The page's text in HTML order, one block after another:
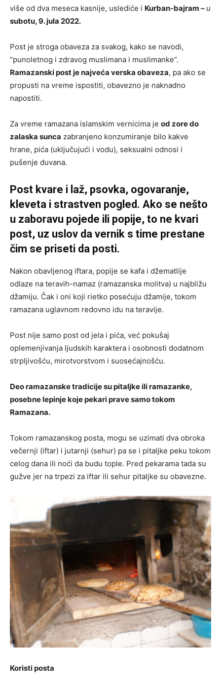
više od dva meseca kasnije, uslediće i Kurban-bajram – u
subotu, 9. jula 2022.
Post je stroga obaveza za svakog, kako se navodi,
“punoletnog i zdravog muslimana i muslimanke”.
Ramazanski post je najveća verska obaveza, pa ako se
propusti na vreme ispostiti, obavezno je naknadno
napostiti.
Za vreme ramazana islamskim vernicima je od zore do
zalaska sunca zabranjeno konzumiranje bilo kakve
hrane, pića (uključujući i vodu), seksualni odnosi i
pušenje duvana.
Post kvare i laž, psovka, ogovaranje,
kleveta i strastven pogled. Ako se nešto
u zaboravu pojede ili popije, to ne kvari
post, uz uslov da vernik s time prestane
čim se priseti da posti.
Nakon obavljenog iftara, popije se kafa i džematlije
odlaze na teravih-namaz (ramazanska molitva) u najbližu
džamiju. Čak i oni koji rietko posećuju džamije, tokom
ramazana uglavnom redovno idu na teravije.
Post nije samo post od jela i pića, već pokušaj
oplemenjivanja ljudskih karaktera i osobnosti dodatnom
strpljivošću, mirotvorstvom i suosećajnošću.
Deo ramazanske tradicije su pitaljke ili ramazanke,
posebne lepinje koje pekari prave samo tokom
Ramazana.
Tokom ramazanskog posta, mogu se uzimati dva obroka
večernji (iftar) i jutarnji (sehur) pa se i pitaljke peku tokom
celog dana ili noći da budu tople. Pred pekarama tada su
gužve jer na trpezi za iftar ili sehur pitaljke su obavezne.
Koristi posta